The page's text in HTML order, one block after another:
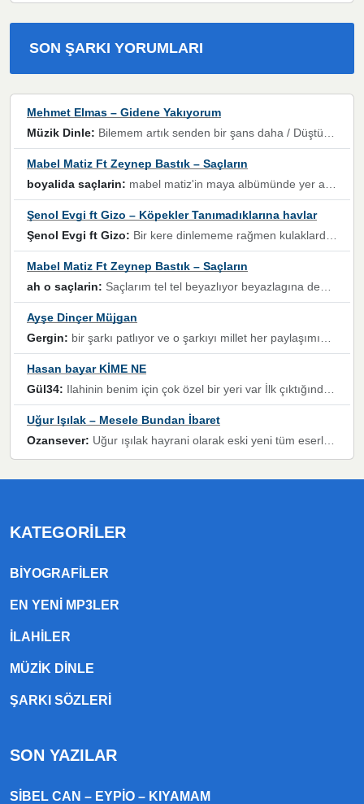
SON ŞARKI YORUMLARI
Mehmet Elmas – Gidene Yakıyorum
Müzik Dinle: Bilemem artık senden bir şans daha / Düştüğün zaman ben olmayacağım yanında” dizeleri, artık geçmişin tekrarına izin verilmeyeceğini, kişisel sınırların çizildiğini gösteriyor.
Mabel Matiz Ft Zeynep Bastık – Saçların
boyalida saçlarin: mabel matiz'in maya albümünde yer alan güzellerden. parça da şarkı hani! müzikal altyapısına vurulduğum, sözlerinde kaybolduğum bir parça olmuş.
Şenol Evgi ft Gizo – Köpekler Tanımadıklarına havlar
Şenol Evgi ft Gizo: Bir kere dinlememe rağmen kulaklardan gitmiyor sen sen sen sen kurban ol sen sen sen sen hayran ol yükses ses müzik dinleme sebebisiniz canlar bomba gibi patladınız maşallah
Mabel Matiz Ft Zeynep Bastık – Saçların
ah o saçlarin: Saçlarım tel tel beyazlıyor beyazlagına degil yanımda sen yoksun ona üzülüyorum günler bir bir geçiyor geçen günlere değil sensiz geçen günlere darılıyorum,Dinledikce asla kavusamayacagim ama asla unutamicagim sevdiğim adam için yanar içim
Ayşe Dinçer Müjgan
Gergin: bir şarkı patlıyor ve o şarkıyı millet her paylaşımın altına koyuyor ve öyle bir durum hal alıyor ki şarkıyı dinlemeden şarkıdan bikıyorsun Ama bu enteresan bir şekilde dillere dolanıyor millet olarak seviyoruz dertlerle boğuşurken bir yandan da göbek atmayi))) diyeceklerim bu kadar güzel hoş bir sayfa emeğinize sağlık arkadaşlar kolay gelsin
Hasan bayar KİME NE
Gül34: Ilahinin benim için çok özel bir yeri var İlk çıktığında komşum ne kadar yüksek sesle dinliyorsa orada duymuştum ve YouTube'dan aratıp Bu ilahiyi bulmuştum ve sonra müdavimi oldum günlük Ben de 3-5 kere dinleyip ezberleyip artık ilahiye bende eşlik ediyorum yüksek sesle Allah razı olsun hizmet nimettir Rabbim sizin zahmetlerinize de hayırlı nimetler versin Selam ve dua ile Allah'a emanet olun
Uğur Işılak – Mesele Bundan İbaret
Ozansever: Uğur ışılak hayrani olarak eski yeni tüm eserlerini keyifle huzurla dinleyenlerden birisiyim, emeğine saygı duyan gönül veren bunu en güzel şekilde sevenlerine ulaştıran siz değerli sayfa yöneticilerine de teşekkür ederim
KATEGORILER
BIYOGRAFILER
EN YENI MP3LER
ILAHILER
MÜZIK DINLE
ŞARKI SÖZLERI
SON YAZILAR
SIBEL CAN – EYPIO – KIYAMAM